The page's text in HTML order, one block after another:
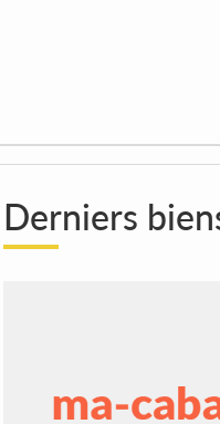
Derniers